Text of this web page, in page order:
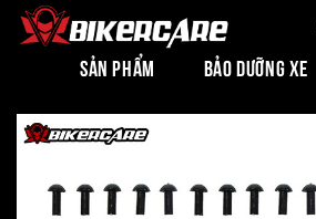
SẢN PHẨM BẢO DƯỠNG XE